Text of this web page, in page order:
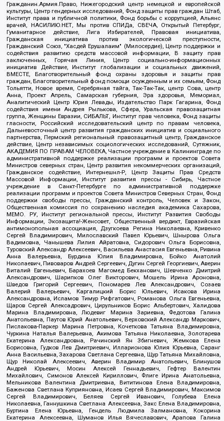
Гражданин.Армия.Право, Нижегородский центр немецкой и европейской
культуры, Центр гендерных исследований, Фонд защиты прав граждан Штаб,
Институт права и публичной политики, Фонд борьбы с коррупцией, Альянс
врачей, НАСИЛИЮ.НЕТ, Мы против СПИДа, СВЕЧА, Открытый Петербург,
Гуманитарное действие, Лига Избирателей, Правовая инициатива,
Гражданская инициатива против экологической преступности,
Гражданский Союз, "Хасдей Ерушалаим" (Милосердие), Центр поддержки и
содействия развитию средств массовой информации, В защиту прав
заключенных, Горячая Линия, Центр социально-информационных
инициатив Действие, Институт глобализации и социальных движений,
ВМЕСТЕ, Благотворительный фонд охраны здоровья и защиты прав
граждан, Благотворительный фонд помощи осужденным и их семьям, Фонд
Тольятти, Новое время, Серебряная тайга, Так-Так-Так, центр Сова, центр
Анна, Проект Апрель, Самарская губерния, Эра здоровья, Мемориал,
Аналитический Центр Юрия Левады, Издательство Парк Гагарина, Фонд
содействия имени Андрея Рылькова, Сфера, Уральская правозащитная
группа, Женщины Евразии, СИБАЛЬТ, Институт прав человека, Фонд защиты
гласности, Российский исследовательский центр по правам человека,
Дальневосточный центр развития гражданских инициатив и социального
партнерства, Пермский региональный правозащитный центр, Гражданское
действие, Центр независимых социологических исследований, Сутяжник,
АКАДЕМИЯ ПО ПРАВАМ ЧЕЛОВЕКА, Частное учреждение в Калининграде по
административной поддержке реализации программ и проектов Совета
Министров северных стран, Центр развития некоммерческих организаций,
Гражданское содействие, Интернешнл-Р, Центр Защиты Прав Средств
Массовой Информации, Институт развития прессы - Сибирь, Частное
учреждение в Санкт-Петербурге по административной поддержке
реализации программ и проектов Совета Министров Северных Стран, Фонд
поддержки свободы прессы, Гражданский контроль, Человек и Закон,
Общественная комиссия по сохранению наследия академика Сахарова,
МЕМО. РУ, Институт региональной прессы, Институт Развития Свободы
Информации, Экозащита!-Женсовет, Общественный вердикт, Евразийская
антимонопольная ассоциация, Дзугкоева Регина Николаевна, Кривенко
Сергей Владимирович, Милославский Павел Юрьевич, Шнырова Ольга
Вадимовна, Чанышева Лилия Айратовна, Сидорович Ольга Борисовна,
Туровский Александр Алексеевич, Васильева Анастасия Евгеньевна, Ривина
Анна Валерьевна, Бурдина Юлия Владимировна, Бойко Анатолий
Николаевич, Пивоваров Андрей Сергеевич, Дугин Сергей Георгиевич, Аверин
Виталий Евгеньевич, Барахоев Магомед Бекханович, Шевченко Дмитрий
Александрович, Шарипков Олег Викторович, Мошель Ирина Ароновна,
Шведов Григорий Сергеевич, Пономарев Лев Александрович, Созаев
Валерий Валерьевич, Каргалицкий Борис Юльевич, Исакова Ирина
Александровна, Исламов Тимур Рифгатович, Романова Ольга Евгеньевна,
Щаров Сергей Алексадрович, Цирульников Борис Альбертович, Халидова
Марина Владимировна, Людевиг Марина Зариевна, Федотова Галина
Анатольевна, Паутов Юрий Анатольевич, Верховский Александр Маркович,
Пислакова-Паркер Марина Петровна, Кочеткова Татьяна Владимировна,
Чуркина Наталья Валерьевна, Акимова Татьяна Николаевна, Золотарева
Екатерина Александровна, Рачинский Ян Збигневич, Жемкова Елена
Борисовна, Гудков Лев Дмитриевич, Илларионова Юлия Юрьевна, Саранг
Анна Васильевна, Захарова Светлана Сергеевна, Щур Татьяна Михайловна,
Щур Николай Алексеевич, Аверин Владимир Анатольевич, Блинушов
Андрей Юрьевич, Мосин Алексей Геннадьевич, Гефтер Валентин
Михайлович, Симонов Алексей Кириллович, Флиге Ирина Анатольевна,
Мельникова Валентина Дмитриевна, Вититинова Елена Владимировна,
Баженова Светлана Куприяновна, Исаев Сергей Владимирович, Максимов
Сергей Владимирович, Беляев Сергей Иванович, Голубева Елена
Николаевна, Ганнушкина Светлана Алексеевна, Закс Елена Владимировна,
Буртина Елена Юрьевна, Гендель Людмила Залмановна, Кокорина
Екатерина Алексеевна, Шуманов Илья Вячеславович, Арапова Галина